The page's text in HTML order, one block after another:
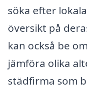
söka efter
översikt på
kan också be
jämföra olika
städfirma som